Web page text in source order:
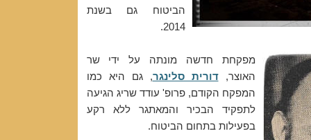
הביטוח גם בשנת
2014.
מפקחת חדשה מונתה על ידי שר
האוצר,דורית סלינגר, גם היא כמו
המפקח הקודם, פרופ' עודד שריג הגיעה
לתפקיד הבכיר והמאתגר ללא רקע
בפעילות בתחום הביטוח.